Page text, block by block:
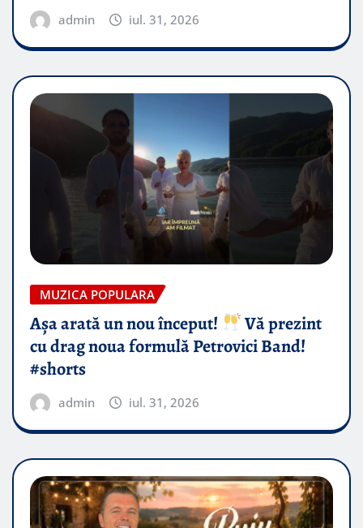
admin iul. 31, 2026
MUZICA POPULARA
Așa arată un nou început!
Vă prezint
cu drag noua formulă Petrovici Band!
#shorts
admin iul. 31, 2026